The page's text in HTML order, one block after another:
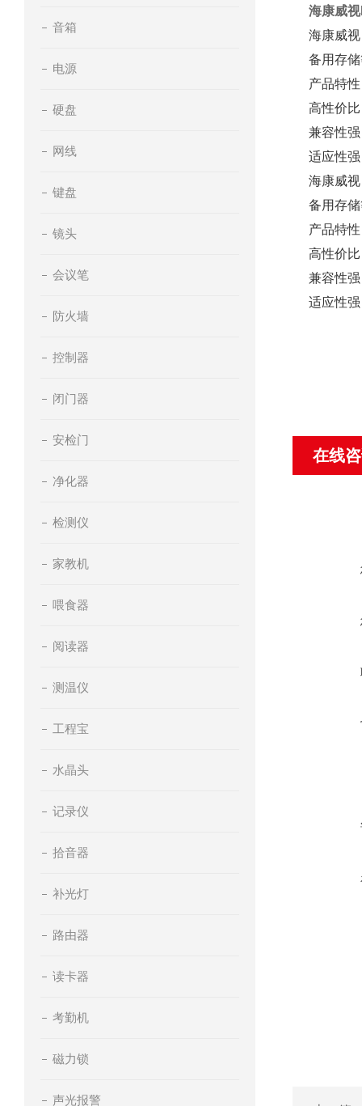
音箱
电源
硬盘
网线
键盘
镜头
会议笔
防火墙
控制器
闭门器
安检门
净化器
检测仪
家教机
喂食器
阅读器
测温仪
工程宝
水晶头
记录仪
拾音器
补光灯
路由器
读卡器
考勤机
磁力锁
声光报警
海康威
海康威
备用存
产品特
高性价
兼容性
适应性
海康威
备用存
产品特
高性价
兼容性
适应性
在线